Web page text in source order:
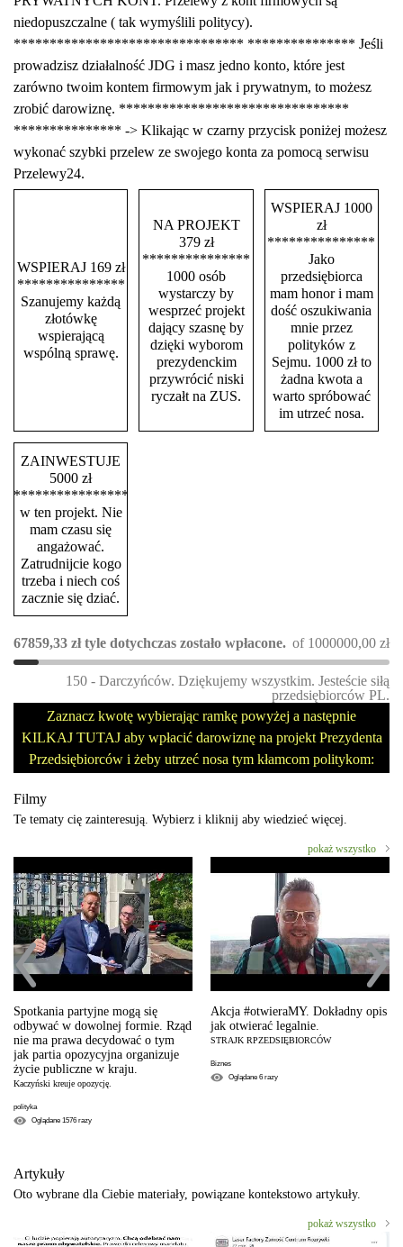
niedopuszczalne ( tak wymyślili politycy).
******************************** *************** Jeśli
prowadzisz działalność JDG i masz jedno konto, które jest
zarówno twoim kontem firmowym jak i prywatnym, to możesz
zrobić darowiznę. ********************************
*************** -> Klikając w czarny przycisk poniżej możesz
wykonać szybki przelew ze swojego konta za pomocą serwisu
Przelewy24.
WSPIERAJ 169 zł
***************
Szanujemy każdą
złotówkę
wspierającą
wspólną sprawę.
NA PROJEKT
379 zł
***************
1000 osób
wystarczy by
wesprzeć projekt
dający szasnę by
dzięki wyborom
prezydenckim
przywrócić niski
ryczałt na ZUS.
WSPIERAJ 1000
zł
***************
Jako
przedsiębiorca
mam honor i mam
dość oszukiwania
mnie przez
polityków z
Sejmu. 1000 zł to
żadna kwota a
warto spróbować
im utrzeć nosa.
ZAINWESTUJE
5000 zł
****************
w ten projekt. Nie
mam czasu się
angażować.
Zatrudnijcie kogo
trzeba i niech coś
zacznie się dziać.
67859,33 zł tyle dotychczas zostało wpłacone. of 1000000,00 zł
150 - Darczyńców. Dziękujemy wszystkim. Jesteście siłą
przedsiębiorców PL.
Zaznacz kwotę wybierając ramkę powyżej a następnie
KILKAJ TUTAJ aby wpłacić darowiznę na projekt Prezydenta
Przedsiębiorców i żeby utrzeć nosa tym kłamcom politykom:
Filmy
Te tematy cię zainteresują. Wybierz i kliknij aby wiedzieć więcej.
pokaż wszystko
Spotkania partyjne mogą się
odbywać w dowolnej formie. Rząd
nie ma prawa decydować o tym
jak partia opozycyjna organizuje
życie publiczne w kraju.
Kaczyński kreuje opozycję.
polityka
Oglądane 1576 razy
Akcja #otwieraMY. Dokładny opis
jak otwierać legalnie.
STRAJK RPZEDSIĘBIORCÓW
Biznes
Oglądane 6 razy
Artykuły
Oto wybrane dla Ciebie materiały, powiązane kontekstowo artykuły.
pokaż wszystko